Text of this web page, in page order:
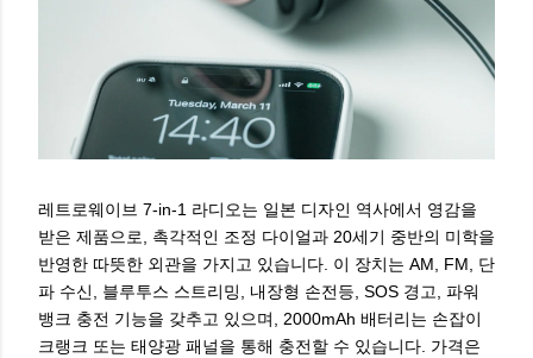
레트로웨이브 7-in-1 라디오는 일본 디자인 역사에서 영감을
받은 제품으로, 촉각적인 조정 다이얼과 20세기 중반의 미학을
반영한 따뜻한 외관을 가지고 있습니다. 이 장치는 AM, FM, 단
파 수신, 블루투스 스트리밍, 내장형 손전등, SOS 경고, 파워
뱅크 충전 기능을 갖추고 있으며, 2000mAh 배터리는 손잡이
크랭크 또는 태양광 패널을 통해 충전할 수 있습니다. 가격은